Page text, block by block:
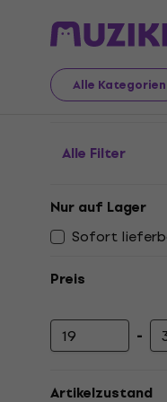
Alle Kategorien
Musikinstrumente
Alle Filter
Nur auf Lager
Sofort
Preis
-
Artikelzustand